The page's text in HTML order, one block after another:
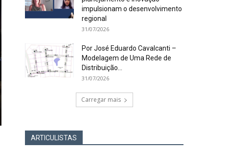
impulsionam o desenvolvimento
regional
31/07/2026
Por José Eduardo Cavalcanti –
Modelagem de Uma Rede de
Distribuição...
31/07/2026
Carregar mais
ARTICULISTAS